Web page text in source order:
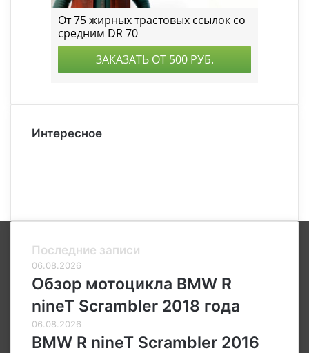
Интересное
Последние записи
06.08.2026
Обзор мотоцикла BMW R
nineT Scrambler 2018 года
06.08.2026
BMW R nineT Scrambler 2016